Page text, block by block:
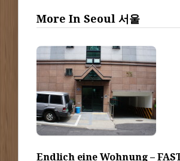
More In Seoul 서울
Endlich eine Wohnung –